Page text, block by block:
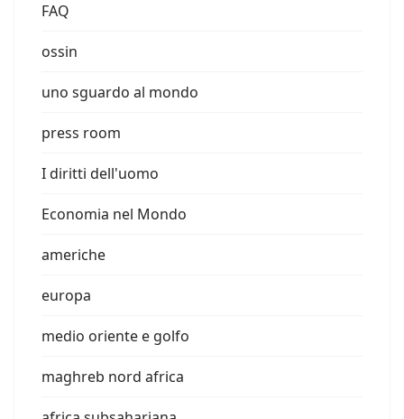
FAQ
ossin
uno sguardo al mondo
press room
I diritti dell'uomo
Economia nel Mondo
americhe
europa
medio oriente e golfo
maghreb nord africa